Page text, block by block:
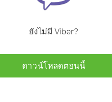
ยังไม่มี Viber?
ดาวน์โหลดตอนนี้